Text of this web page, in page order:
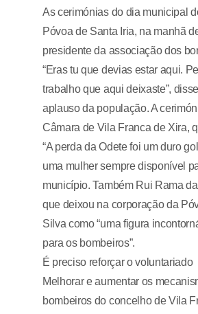
As cerimónias do dia municipal
Póvoa de Santa Iria, na manhã
presidente da associação dos
“Eras tu que devias estar aqui.
trabalho que aqui deixaste”,
aplauso da população. A
Câmara de Vila Franca de Xira,
“A perda da Odete foi um duro
uma mulher sempre disponível
município. Também Rui Rama
que deixou na corporação da
Silva como “uma figura
para os bombeiros”.
É preciso reforçar o voluntariado
Melhorar e aumentar os
bombeiros do concelho de Vila